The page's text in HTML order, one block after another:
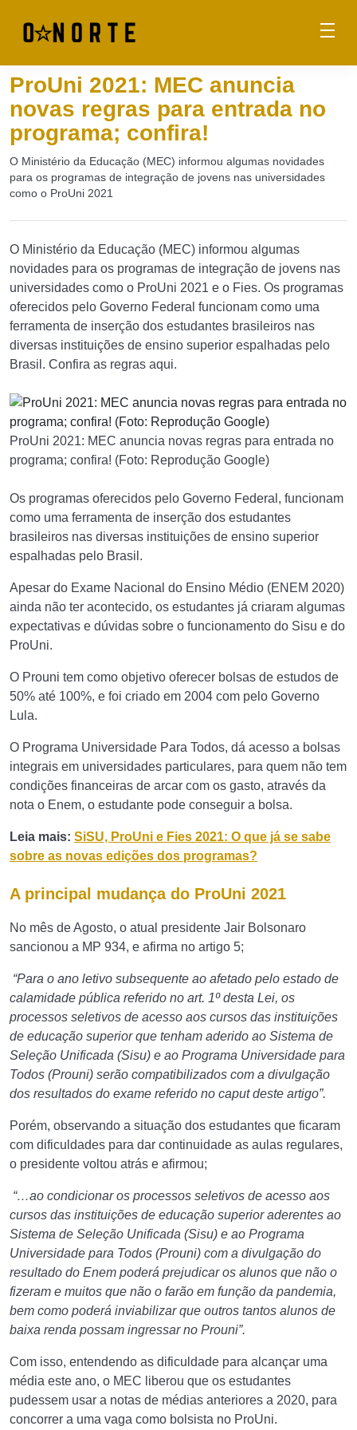
ProUni 2021: MEC anuncia
novas regras para entrada no
programa; confira!
O Ministério da Educação (MEC) informou algumas novidades
para os programas de integração de jovens nas universidades
como o ProUni 2021
O Ministério da Educação (MEC) informou algumas
novidades para os programas de integração de jovens nas
universidades como o ProUni 2021 e o Fies. Os programas
oferecidos pelo Governo Federal funcionam como uma
ferramenta de inserção dos estudantes brasileiros nas
diversas instituições de ensino superior espalhadas pelo
Brasil. Confira as regras aqui.
ProUni 2021: MEC anuncia novas regras para entrada no
programa; confira! (Foto: Reprodução Google)
Os programas oferecidos pelo Governo Federal, funcionam
como uma ferramenta de inserção dos estudantes
brasileiros nas diversas instituições de ensino superior
espalhadas pelo Brasil.
Apesar do Exame Nacional do Ensino Médio (ENEM 2020)
ainda não ter acontecido, os estudantes já criaram algumas
expectativas e dúvidas sobre o funcionamento do Sisu e do
ProUni.
O Prouni tem como objetivo oferecer bolsas de estudos de
50% até 100%, e foi criado em 2004 com pelo Governo
Lula.
O Programa Universidade Para Todos, dá acesso a bolsas
integrais em universidades particulares, para quem não tem
condições financeiras de arcar com os gasto, através da
nota o Enem, o estudante pode conseguir a bolsa.
Leia mais: SiSU, ProUni e Fies 2021: O que já se sabe
sobre as novas edições dos programas?
A principal mudança do ProUni 2021
No mês de Agosto, o atual presidente Jair Bolsonaro
sancionou a MP 934, e afirma no artigo 5;
“Para o ano letivo subsequente ao afetado pelo estado de
calamidade pública referido no art. 1º desta Lei, os
processos seletivos de acesso aos cursos das instituições
de educação superior que tenham aderido ao Sistema de
Seleção Unificada (Sisu) e ao Programa Universidade para
Todos (Prouni) serão compatibilizados com a divulgação
dos resultados do exame referido no caput deste artigo”.
Porém, observando a situação dos estudantes que ficaram
com dificuldades para dar continuidade as aulas regulares,
o presidente voltou atrás e afirmou;
“…ao condicionar os processos seletivos de acesso aos
cursos das instituições de educação superior aderentes ao
Sistema de Seleção Unificada (Sisu) e ao Programa
Universidade para Todos (Prouni) com a divulgação do
resultado do Enem poderá prejudicar os alunos que não o
fizeram e muitos que não o farão em função da pandemia,
bem como poderá inviabilizar que outros tantos alunos de
baixa renda possam ingressar no Prouni”.
Com isso, entendendo as dificuldade para alcançar uma
média este ano, o MEC liberou que os estudantes
pudessem usar a notas de médias anteriores a 2020, para
concorrer a uma vaga como bolsista no ProUni.